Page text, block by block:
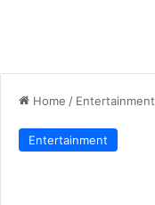
Home / Entertainment
Entertainment